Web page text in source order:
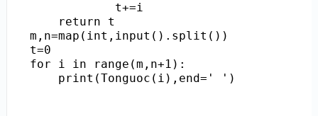
            t+=i
    return t
m,n=map(int,input().split())
t=0
for i in range(m,n+1):
    print(Tonguoc(i),end=' ')